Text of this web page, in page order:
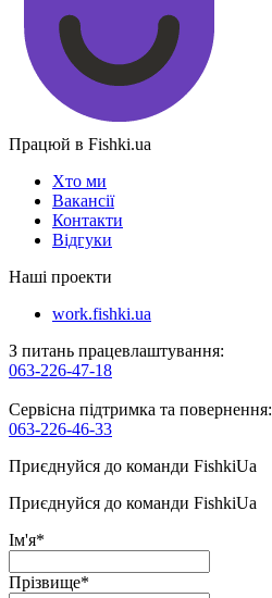
Працюй в Fishki.ua
Хто ми
Вакансії
Контакти
Відгуки
Наші проекти
work.fishki.ua
З питань працевлаштування:
063-226-47-18
Сервісна підтримка та повернення:
063-226-46-33
Приєднуйся до команди FishkiUa
Приєднуйся до команди FishkiUa
Ім'я*
Прізвище*